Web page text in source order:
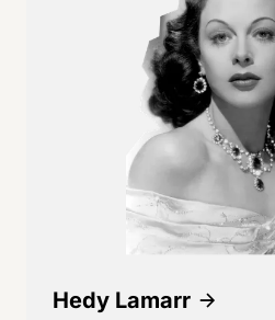
Hedy Lamarr